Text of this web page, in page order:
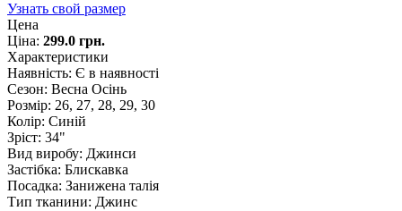
Узнать свой размер
Цена
Ціна: 299.0 грн.
Характеристики
Наявність: Є в наявності
Сезон: Весна Осінь
Розмір: 26, 27, 28, 29, 30
Колір: Синій
Зріст: 34"
Вид виробу: Джинси
Застібка: Блискавка
Посадка: Занижена талія
Тип тканини: Джинс